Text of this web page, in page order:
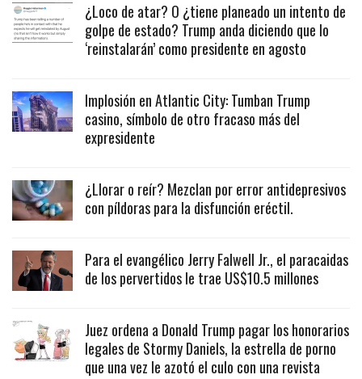
¿Loco de atar? O ¿tiene planeado un intento de
golpe de estado? Trump anda diciendo que lo
‘reinstalarán’ como presidente en agosto
Implosión en Atlantic City: Tumban Trump
casino, símbolo de otro fracaso más del
expresidente
¿Llorar o reír? Mezclan por error antidepresivos
con píldoras para la disfunción eréctil.
Para el evangélico Jerry Falwell Jr., el paracaidas
de los pervertidos le trae US$10.5 millones
Juez ordena a Donald Trump pagar los honorarios
legales de Stormy Daniels, la estrella de porno
que una vez le azotó el culo con una revista